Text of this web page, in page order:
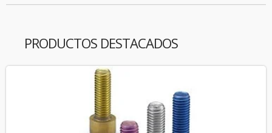
PRODUCTOS DESTACADOS